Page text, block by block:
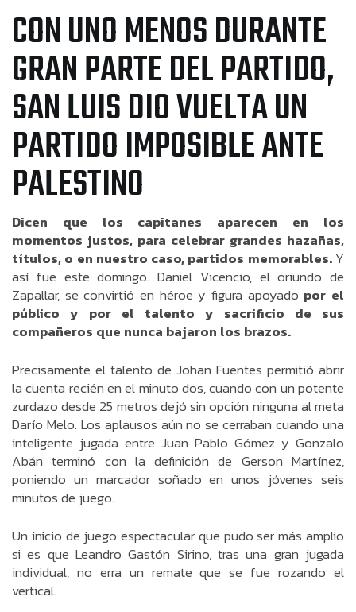
CON UNO MENOS DURANTE
GRAN PARTE DEL PARTIDO,
SAN LUIS DIO VUELTA UN
PARTIDO IMPOSIBLE ANTE
PALESTINO
Dicen que los capitanes aparecen en los
momentos justos, para celebrar grandes hazañas,
títulos, o en nuestro caso, partidos memorables.Y
así fue este domingo. Daniel Vicencio, el oriundo de
Zapallar, se convirtió en héroe y figura apoyado por el
público y por el talento y sacrificio de sus
compañeros que nunca bajaron los brazos.
Precisamente el talento de Johan Fuentes permitió abrir
la cuenta recién en el minuto dos, cuando con un potente
zurdazo desde 25 metros dejó sin opción ninguna al meta
Darío Melo. Los aplausos aún no se cerraban cuando una
inteligente jugada entre Juan Pablo Gómez y Gonzalo
Abán terminó con la definición de Gerson Martínez,
poniendo un marcador soñado en unos jóvenes seis
minutos de juego.
Un inicio de juego espectacular que pudo ser más amplio
si es que Leandro Gastón Sirino, tras una gran jugada
individual, no erra un remate que se fue rozando el
vertical.